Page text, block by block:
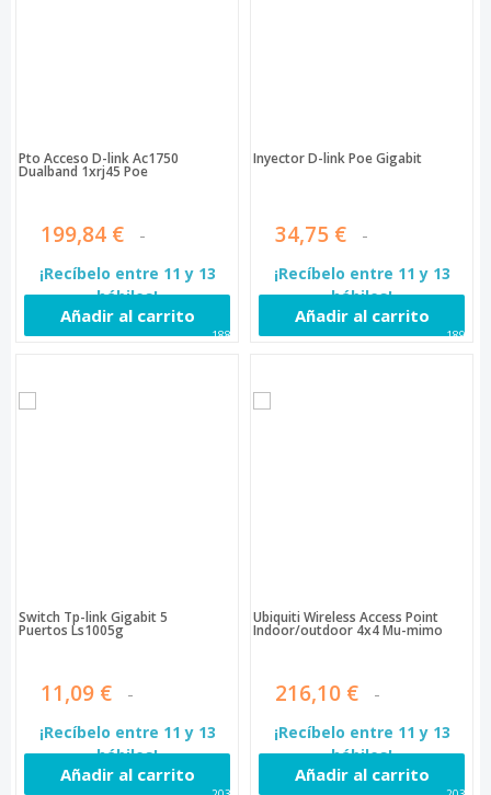
Pto Acceso D-link Ac1750
Dualband 1xrj45 Poe
199,84 €
¡Recíbelo entre 11 y 13
hábiles!
Añadir al carrito
1889
Inyector D-link Poe Gigabit
34,75 €
¡Recíbelo entre 11 y 13
hábiles!
Añadir al carrito
1890
Switch Tp-link Gigabit 5
Puertos Ls1005g
11,09 €
¡Recíbelo entre 11 y 13
hábiles!
Añadir al carrito
Ubiquiti Wireless Access Point
Indoor/outdoor 4x4 Mu-mimo
216,10 €
¡Recíbelo entre 11 y 13
hábiles!
Añadir al carrito